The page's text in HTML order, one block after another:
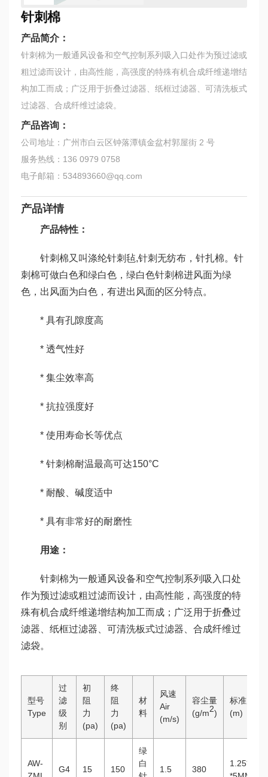
针刺棉
产品简介：
针刺棉为一般通风设备和空气控制系列吸入口处作为预过滤或
粗过滤而设计，由高性能，高强度的特殊有机合成纤维递增结
构加工而成；广泛用于折叠过滤器、纸框过滤器、可清洗板式
过滤器、合成纤维过滤袋。
产品咨询：
公司地址：广州市白云区钟落潭镇金盆村郭屋街 2 号
服务热线：136 0979 0758
电子邮箱：534893660@qq.com
产品详情
产品特性：
针刺棉又叫涤纶针刺毡,针刺无纺布，针扎棉。针
刺棉可做白色和绿白色，绿白色针刺棉进风面为绿
色，出风面为白色，有进出风面的区分特点。
* 具有孔隙度高
* 透气性好
* 集尘效率高
* 抗拉强度好
* 使用寿命长等优点
* 针刺棉耐温最高可达150°C
* 耐酸、碱度适中
* 具有非常好的耐磨性
用途：
针刺棉为一般通风设备和空气控制系列吸入口处
作为预过滤或粗过滤而设计，由高性能，高强度的特
殊有机合成纤维递增结构加工而成；广泛用于折叠过
滤器、纸框过滤器、可清洗板式过滤器、合成纤维过
滤袋。
型号
Type
过
滤
级
别
初
阻
力
(pa)
终
阻
力
(pa)
材
料
风速
Air
(m/s)
容尘量
(g/m2)
标准尺寸
(m)
AW-
G4 15 150
绿
白
1.5 380
1.25*50M